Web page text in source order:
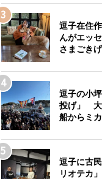
逗子在住
んがエッ
さまごき
逗子の小
投げ」 大
船からミ
逗子に古
リオテカ